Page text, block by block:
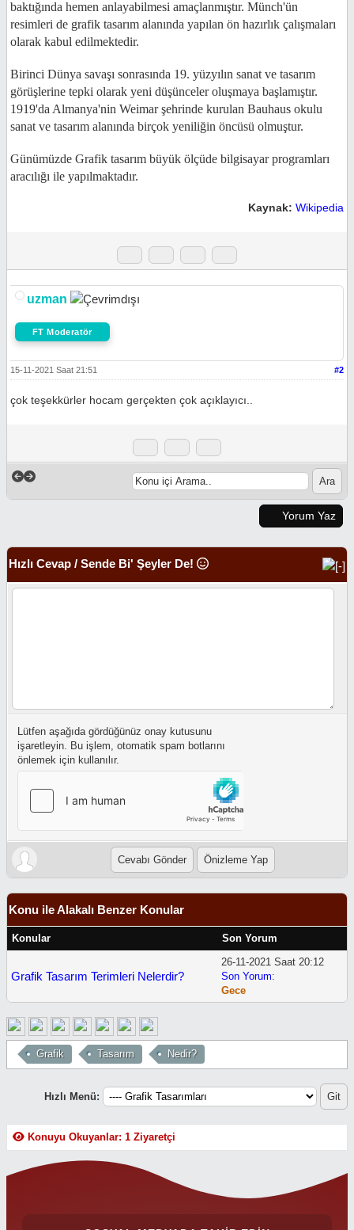
baktığında hemen anlayabilmesi amaçlanmıştır. Münch'ün
resimleri de grafik tasarım alanında yapılan ön hazırlık çalışmaları
olarak kabul edilmektedir.
Birinci Dünya savaşı sonrasında 19. yüzyılın sanat ve tasarım
görüşlerine tepki olarak yeni düşünceler oluşmaya başlamıştır.
1919'da Almanya'nin Weimar şehrinde kurulan Bauhaus okulu
sanat ve tasarım alanında birçok yeniliğin öncüsü olmuştur.
Günümüzde Grafik tasarım büyük ölçüde bilgisayar programları
aracılığı ile yapılmaktadır.
Kaynak: Wikipedia
uzman
FT Moderatör
#2
15-11-2021 Saat 21:51
çok teşekkürler hocam gerçekten çok açıklayıcı..
Yorum Yaz
Hızlı Cevap / Sende Bi' Şeyler De!
Lütfen aşağıda gördüğünüz onay kutusunu
işaretleyin. Bu işlem, otomatik spam botlarını
önlemek için kullanılır.
Konu ile Alakalı Benzer Konular
Konular Son Yorum
Grafik Tasarım Terimleri Nelerdir?
26-11-2021 Saat 20:12
Son Yorum:
Gece
Grafik Tasarım Nedir?
Hızlı Menü:
Konuyu Okuyanlar: 1 Ziyaretçi